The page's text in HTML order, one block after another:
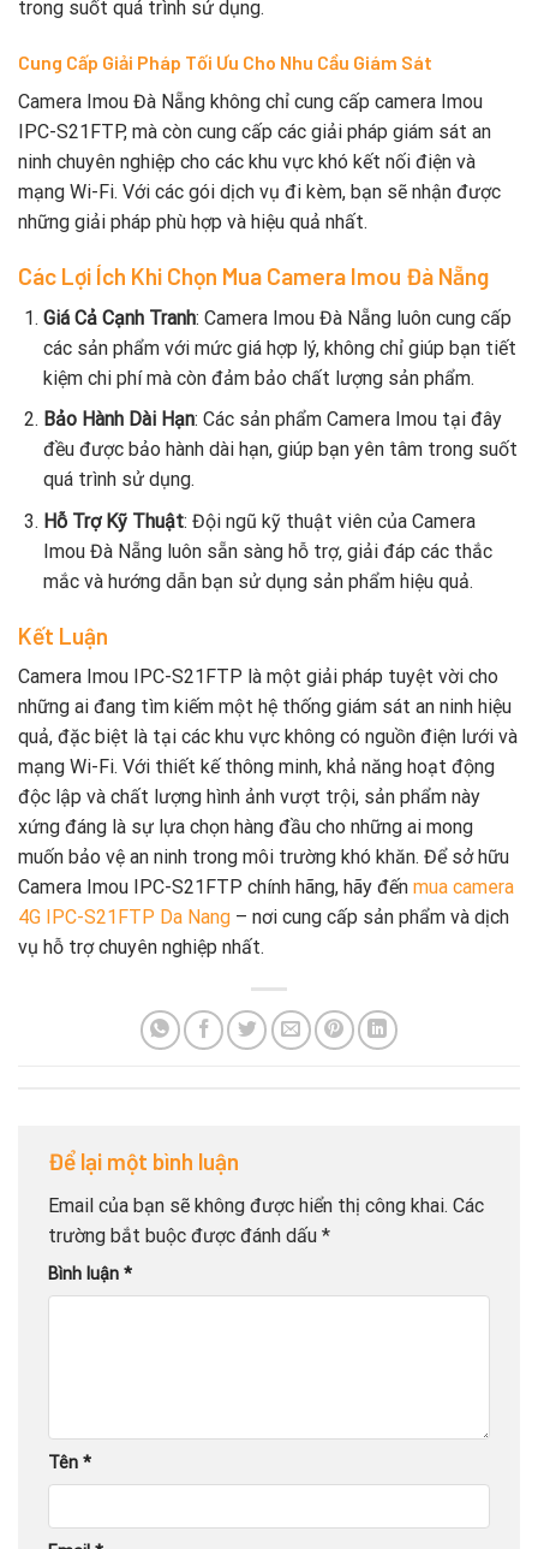
trong suốt quá trình sử dụng.
Cung Cấp Giải Pháp Tối Ưu Cho Nhu Cầu Giám Sát
Camera Imou Đà Nẵng không chỉ cung cấp camera Imou
IPC-S21FTP, mà còn cung cấp các giải pháp giám sát an
ninh chuyên nghiệp cho các khu vực khó kết nối điện và
mạng Wi-Fi. Với các gói dịch vụ đi kèm, bạn sẽ nhận được
những giải pháp phù hợp và hiệu quả nhất.
Các Lợi Ích Khi Chọn Mua Camera Imou Đà Nẵng
Giá Cả Cạnh Tranh: Camera Imou Đà Nẵng luôn cung cấp
các sản phẩm với mức giá hợp lý, không chỉ giúp bạn tiết
kiệm chi phí mà còn đảm bảo chất lượng sản phẩm.
Bảo Hành Dài Hạn: Các sản phẩm Camera Imou tại đây
đều được bảo hành dài hạn, giúp bạn yên tâm trong suốt
quá trình sử dụng.
Hỗ Trợ Kỹ Thuật: Đội ngũ kỹ thuật viên của Camera
Imou Đà Nẵng luôn sẵn sàng hỗ trợ, giải đáp các thắc
mắc và hướng dẫn bạn sử dụng sản phẩm hiệu quả.
Kết Luận
Camera Imou IPC-S21FTP là một giải pháp tuyệt vời cho
những ai đang tìm kiếm một hệ thống giám sát an ninh hiệu
quả, đặc biệt là tại các khu vực không có nguồn điện lưới và
mạng Wi-Fi. Với thiết kế thông minh, khả năng hoạt động
độc lập và chất lượng hình ảnh vượt trội, sản phẩm này
xứng đáng là sự lựa chọn hàng đầu cho những ai mong
muốn bảo vệ an ninh trong môi trường khó khăn. Để sở hữu
Camera Imou IPC-S21FTP chính hãng, hãy đến mua camera
4G IPC-S21FTP Da Nang – nơi cung cấp sản phẩm và dịch
vụ hỗ trợ chuyên nghiệp nhất.
Để lại một bình luận
Email của bạn sẽ không được hiển thị công khai. Các
trường bắt buộc được đánh dấu *
Bình luận *
Tên *